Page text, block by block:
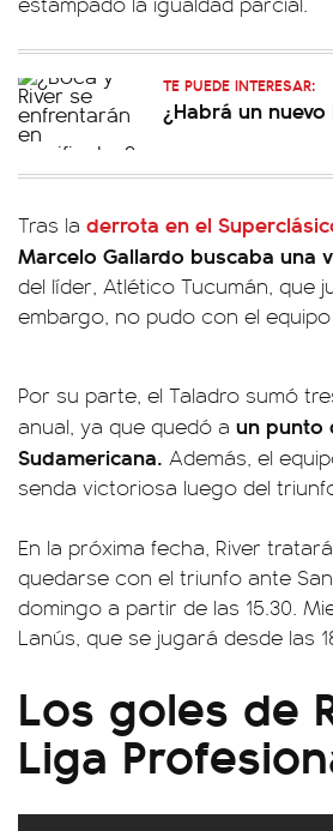
TE PUEDE INTERESAR:
¿Habrá un
Tras la derrota en el
Marcelo Gallardo buscaba una
del líder, Atlético Tucumán, que
embargo, no pudo con el
Por su parte, el Taladro sumó
anual, ya que quedó a un punto
Sudamericana. Además, el
senda victoriosa luego del
En la próxima fecha, River
quedarse con el triunfo ante
domingo a partir de las 15.30.
Lanús, que se jugará desde las
Los goles de
Liga